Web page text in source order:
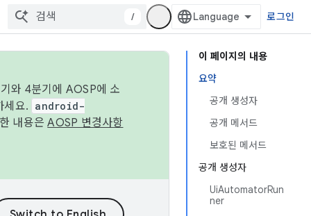
/ 로그인
이 페이지의 내용
요약
공개 생성자
공개 메서드
보호된 메서드
공개 생성자
UiAutomatorRun
ner
와 4분기에 AOSP에 소
세요. android-
내용은AOSP 변경사항